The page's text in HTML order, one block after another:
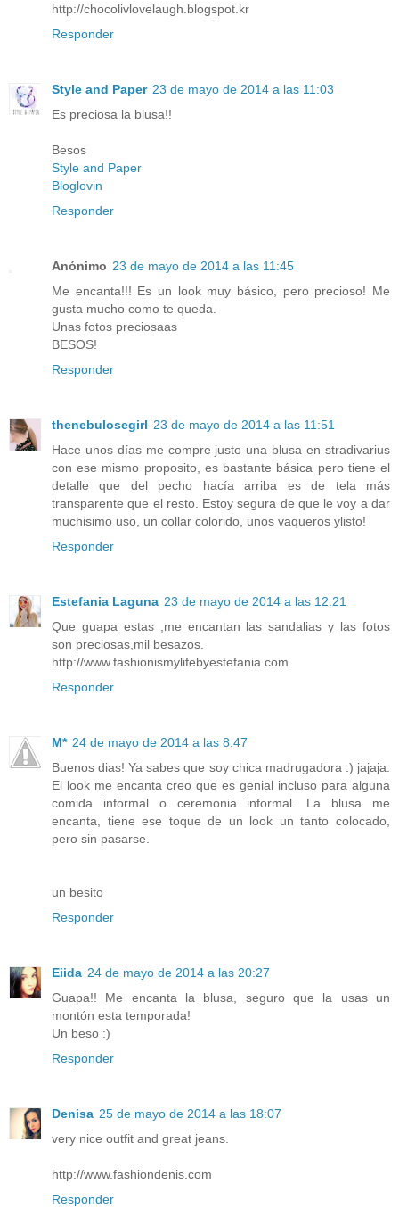
http://chocolivlovelaugh.blogspot.kr
Responder
Style and Paper 23 de mayo de 2014 a las 11:03
Es preciosa la blusa!!
Besos
Style and Paper
Bloglovin
Responder
Anónimo 23 de mayo de 2014 a las 11:45
Me encanta!!! Es un look muy básico, pero precioso! Me
gusta mucho como te queda.
Unas fotos preciosaas
BESOS!
Responder
thenebulosegirl 23 de mayo de 2014 a las 11:51
Hace unos días me compre justo una blusa en stradivarius
con ese mismo proposito, es bastante básica pero tiene el
detalle que del pecho hacía arriba es de tela más
transparente que el resto. Estoy segura de que le voy a dar
muchisimo uso, un collar colorido, unos vaqueros ylisto!
Responder
Estefania Laguna 23 de mayo de 2014 a las 12:21
Que guapa estas ,me encantan las sandalias y las fotos
son preciosas,mil besazos.
http://www.fashionismylifebyestefania.com
Responder
M* 24 de mayo de 2014 a las 8:47
Buenos dias! Ya sabes que soy chica madrugadora :) jajaja.
El look me encanta creo que es genial incluso para alguna
comida informal o ceremonia informal. La blusa me
encanta, tiene ese toque de un look un tanto colocado,
pero sin pasarse.
un besito
Responder
Eiida 24 de mayo de 2014 a las 20:27
Guapa!! Me encanta la blusa, seguro que la usas un
montón esta temporada!
Un beso :)
Responder
Denisa 25 de mayo de 2014 a las 18:07
very nice outfit and great jeans.
http://www.fashiondenis.com
Responder